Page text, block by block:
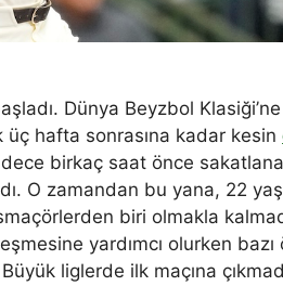
Dünya Beyzbol Klasiği’ne
üç hafta sonrasına kadar kesin
birkaç saat önce
O zamandan bu yana, 22
biri olmakla
yardımcı olurken
liglerde ilk maçına